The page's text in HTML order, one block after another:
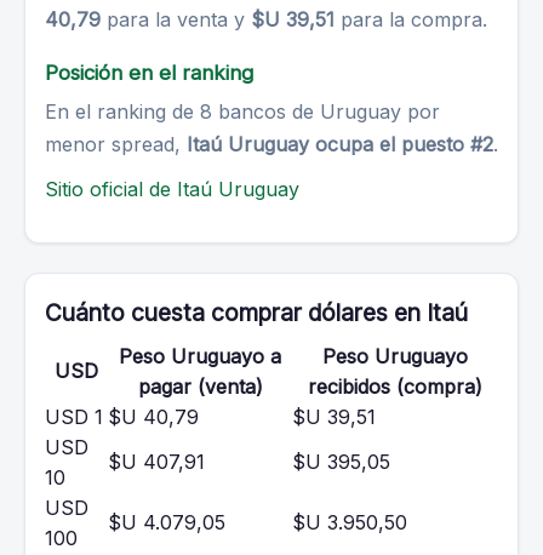
40,79 para la venta y $U 39,51 para la compra.
Posición en el ranking
En el ranking de 8 bancos de Uruguay por
menor spread, Itaú Uruguay ocupa el puesto #2.
Sitio oficial de Itaú Uruguay
Cuánto cuesta comprar dólares en Itaú
USD
Peso Uruguayo a
pagar (venta)
Peso Uruguayo
recibidos (compra)
USD 1 $U 40,79
$U 39,51
USD
10
$U 407,91
$U 395,05
USD
100
$U 4.079,05
$U 3.950,50